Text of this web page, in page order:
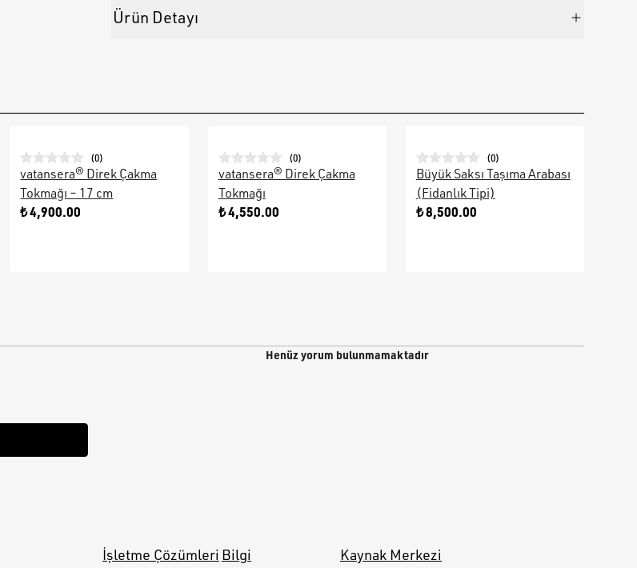
Ürün Detayı
(0)
vatansera® Direk Çakma
Tokmağı – 17 cm
₺ 4,900.00
(0)
vatansera® Direk Çakma
Tokmağı
₺ 4,550.00
(0)
Büyük Saksı Taşıma Arabası
(Fidanlık Tipi)
₺ 8,500.00
Henüz yorum bulunmamaktadır
İşletme Çözümleri Bilgi Kaynak Merkezi